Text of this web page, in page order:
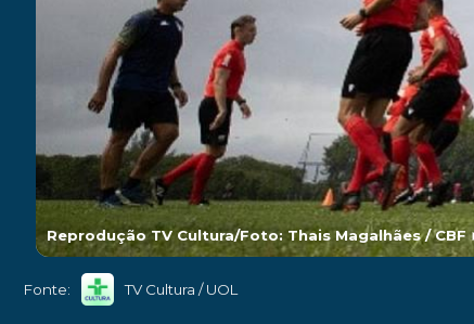
Reprodução TV Cultura/Foto: Thais Magalhães / CBF
Fonte: TV Cultura / UOL